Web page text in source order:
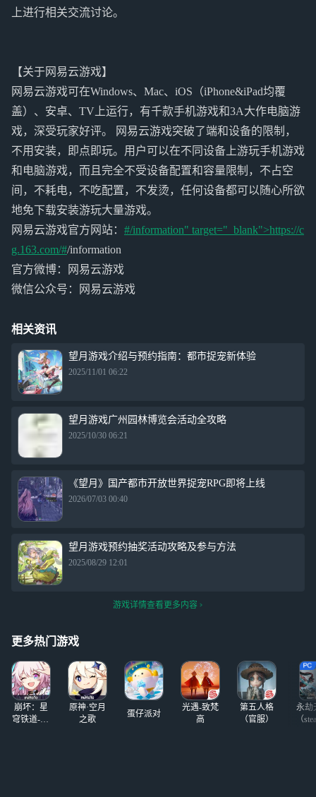
上进行相关交流讨论。
【关于网易云游戏】
网易云游戏可在Windows、Mac、iOS（iPhone&iPad均覆
盖）、安卓、TV上运行，有千款手机游戏和3A大作电脑游
戏，深受玩家好评。 网易云游戏突破了端和设备的限制，
不用安装，即点即玩。用户可以在不同设备上游玩手机游戏
和电脑游戏，而且完全不受设备配置和容量限制，不占空
间，不耗电，不吃配置，不发烫，任何设备都可以随心所欲
地免下载安装游玩大量游戏。
网易云游戏官方网站： #/information" target="_blank">https://c
g.163.com/#/information
官方微博：网易云游戏
微信公众号：网易云游戏
相关资讯
望月游戏介绍与预约指南：都市捉宠新体验
2025/11/01 06:22
望月游戏广州园林博览会活动全攻略
2025/10/30 06:21
《望月》国产都市开放世界捉宠RPG即将上线
2026/07/03 00:40
望月游戏预约抽奖活动攻略及参与方法
2025/08/29 12:01
游戏详情查看更多内容
更多热门游戏
崩坏：星
穹铁道-4.4
原神·空月
之歌
蛋仔派对
光遇-致梵
高
第五人格
（官服）
永劫
（